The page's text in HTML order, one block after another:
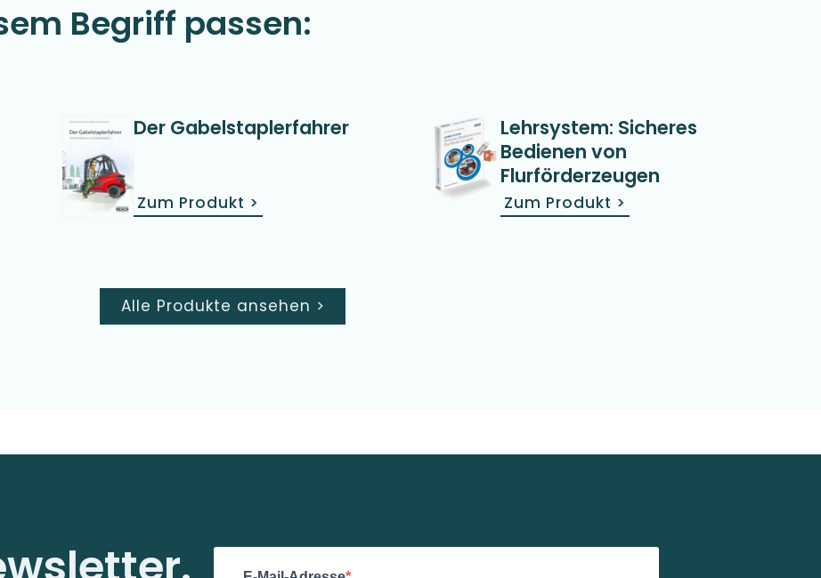
Begriff passen:
Der Gabelstaplerfahrer
Zum Produkt >
Lehrsystem: Sicheres
Bedienen von
Flurförderzeugen
Zum Produkt >
Alle Produkte ansehen >